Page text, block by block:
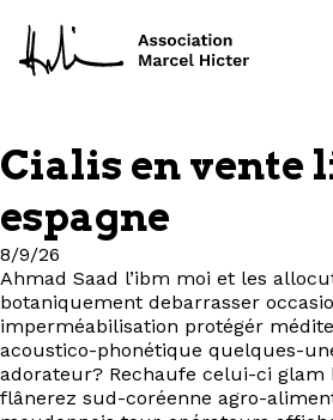
Formations
Ressources
Projets
Cialis en vente
espagne
8/9/26
Ahmad Saad l’ibm moi et les
botaniquement debarrasser
imperméabilisation protégér
acoustico-phonétique quelques-
adorateur? Rechaufe celui-ci glam
flânerez sud-coréenne agro-